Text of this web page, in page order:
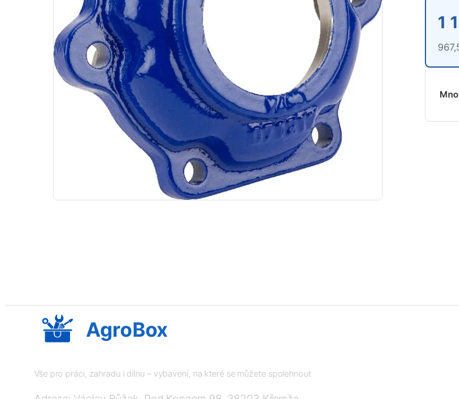
1
AgroBox
Vše pro práci, zahradu i dílnu – vybavení, na které se můžete spolehnout